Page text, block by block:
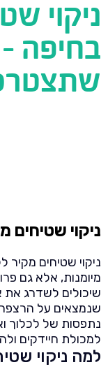
ניקוי
בחיפה
ניקוי שטיחים
ניקוי שטיחים
מיומנות, אלא גם
שיכולים לשדרג את
שנמצאים על הרצפה
נתפסות של לכלוך
למכולת חיידקים
למה ניקוי